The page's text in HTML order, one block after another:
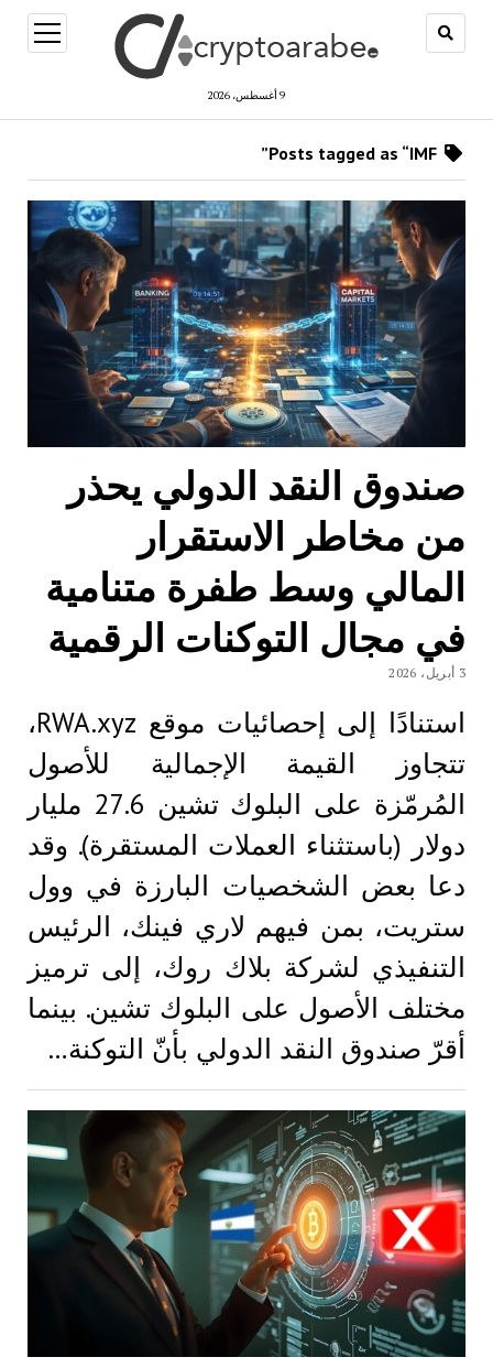
9 أغسطس، 2026
open
menu
صندوق النقد الدولي يحذر
من مخاطر الاستقرار
المالي وسط طفرة متنامية
في مجال التوكنات الرقمية
3 أبريل، 2026
استنادًا إلى إحصائيات موقع RWA.xyz،
تتجاوز القيمة الإجمالية للأصول
المُرمّزة على البلوك تشين 27.6 مليار
دولار (باستثناء العملات المستقرة). وقد
دعا بعض الشخصيات البارزة في وول
ستريت، بمن فيهم لاري فينك، الرئيس
التنفيذي لشركة بلاك روك، إلى ترميز
مختلف الأصول على البلوك تشين. بينما
أقرّ صندوق النقد الدولي بأنّ التوكنة…